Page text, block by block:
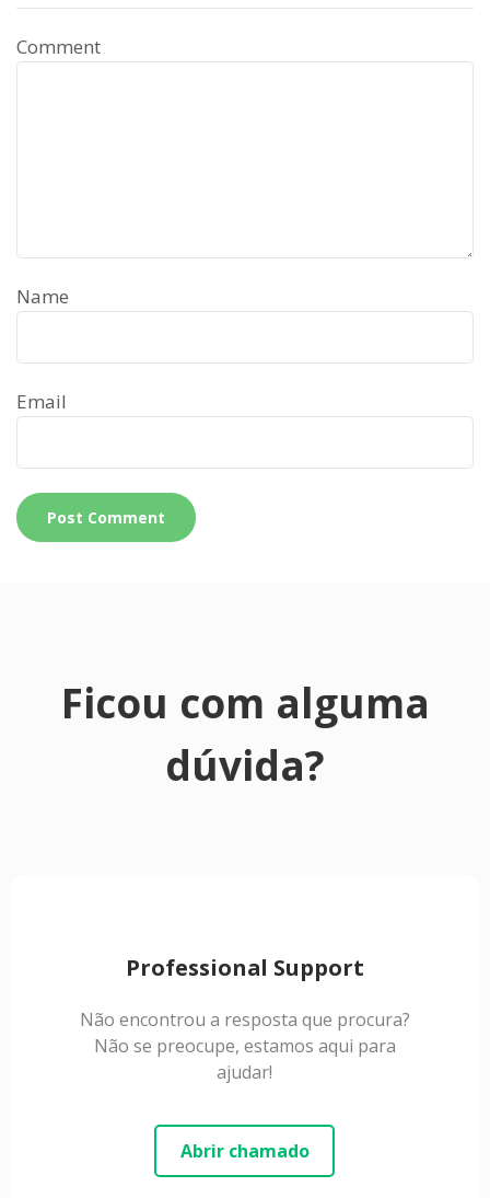
Comment
Name
Email
Ficou com alguma
dúvida?
Professional Support
Não encontrou a resposta que procura?
Não se preocupe, estamos aqui para
ajudar!
Abrir chamado